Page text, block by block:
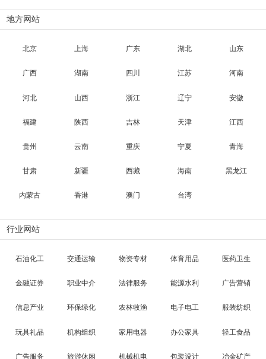
地方网站
北京 上海 广东 湖北 山东
广西 湖南 四川 江苏 河南
河北 山西 浙江 辽宁 安徽
福建 陕西 吉林 天津 江西
贵州 云南 重庆 宁夏 青海
甘肃 新疆 西藏 海南 黑龙江
内蒙古 香港 澳门 台湾
行业网站
石油化工 交通运输 物资专材 体育用品 医药卫生
金融证券 职业中介 法律服务 能源水利 广告营销
信息产业 环保绿化 农林牧渔 电子电工 服装纺织
玩具礼品 机构组织 家用电器 办公家具 轻工食品
广告服务 旅游休闲 机械机电 包装设计 冶金矿产